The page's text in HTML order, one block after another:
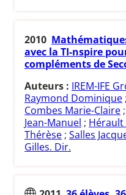
2010
avec la TI-nspire
compléments de
Auteurs : IREM-IFE
Raymond Dominique ;
Combes Marie-Claire ;
Jean-Manuel ; Hérault
Thérèse ; Salles
Gilles. Dir.